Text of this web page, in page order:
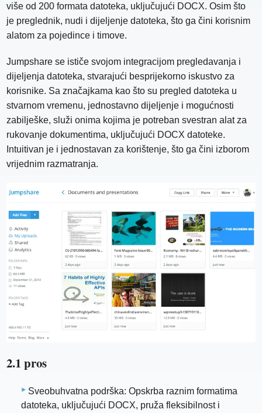
više od 200 formata datoteka, uključujući DOCX. Osim što
je preglednik, nudi i dijeljenje datoteka, što ga čini korisnim
alatom za pojedince i timove.
Jumpshare se ističe svojom integracijom pregledavanja i
dijeljenja datoteka, stvarajući besprijekorno iskustvo za
korisnike. Sa značajkama kao što su pregled datoteka u
stvarnom vremenu, jednostavno dijeljenje i mogućnosti
zabilješke, služi onima kojima je potreban svestran alat za
rukovanje dokumentima, uključujući DOCX datoteke.
Intuitivan je i jednostavan za korištenje, što ga čini izborom
vrijednim razmatranja.
2.1 pros
Sveobuhvatna podrška: Opskrba raznim formatima
datoteka, uključujući DOCX, pruža fleksibilnost i